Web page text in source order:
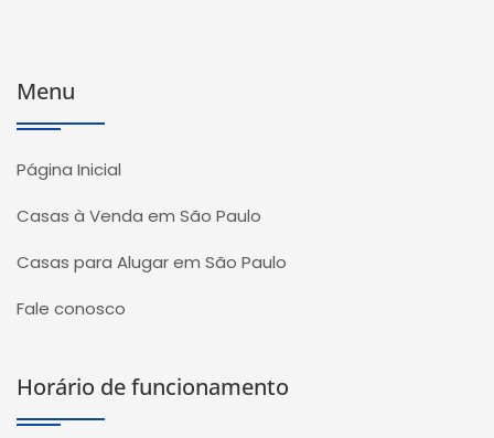
Menu
Página Inicial
Casas à Venda em São Paulo
Casas para Alugar em São Paulo
Fale conosco
Horário de funcionamento